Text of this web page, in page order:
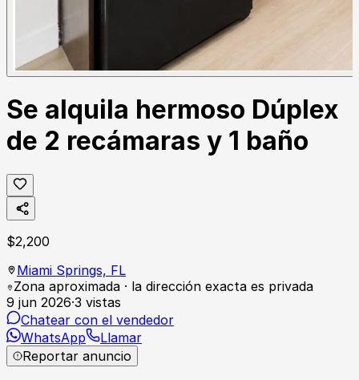
Se alquila hermoso Dúplex
de 2 recámaras y 1 baño
$2,200
Miami Springs, FL
Zona aproximada · la dirección exacta es privada
9 jun 2026·3 vistas
Chatear con el vendedor
WhatsApp
Llamar
Reportar anuncio